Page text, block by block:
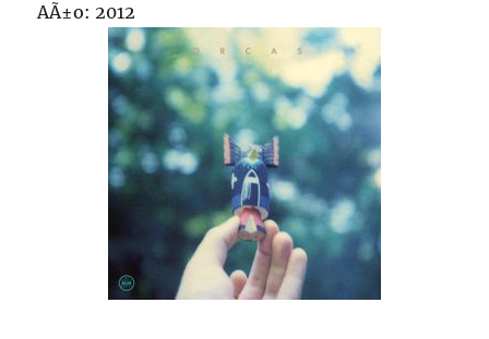
AÃ±o: 2012